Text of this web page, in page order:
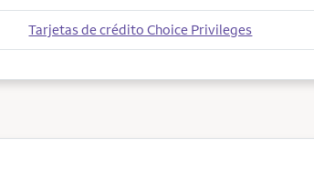
Tarjetas de crédito Choice Privileges